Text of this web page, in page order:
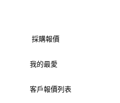
採購報價
我的最愛
客戶報價列表